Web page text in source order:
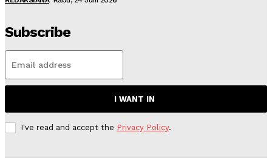
Subscribe
I WANT IN
I've read and accept the Privacy Policy.